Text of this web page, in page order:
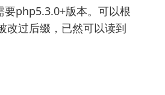
php5.3.0+版本。可以根
改过后缀，已然可以读到